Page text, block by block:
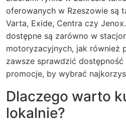
oferowanych w Rzeszowie są
Varta, Exide, Centra czy
dostępne są zarówno w
motoryzacyjnych, jak również
zawsze sprawdzić
promocje, by wybrać
Dlaczego warto
lokalnie?